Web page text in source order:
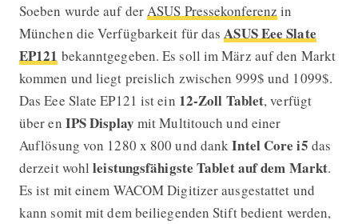
ASUS Eee Slate EP121 kommt im
Soeben wurde auf der ASUS Pressekonferenz in
München die Verfügbarkeit für das ASUS Eee Slate
EP121 bekanntgegeben. Es soll im März auf den Markt
kommen und liegt preislich zwischen 999$ und 1099$.
Das Eee Slate EP121 ist ein 12-Zoll Tablet, verfügt
über en IPS Display mit Multitouch und einer
Auflösung von 1280 x 800 und dankIntel Core i5 das
derzeit wohlleistungsfähigste Tablet auf dem Markt.
Es ist mit einem WACOM Digitizer ausgestattet und
kann somit mit dem beiliegenden Stift bedient werden,